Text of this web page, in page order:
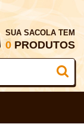
SUA SACOLA TEM
0 PRODUTOS